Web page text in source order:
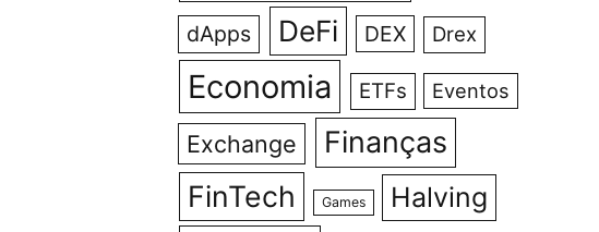
dApps DeFi DEX Drex
Economia ETFs Eventos
Exchange Finanças
FinTech Games Halving